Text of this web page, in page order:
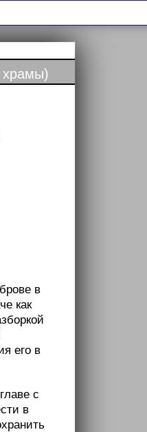
храмы)
в
как
его в
с
в